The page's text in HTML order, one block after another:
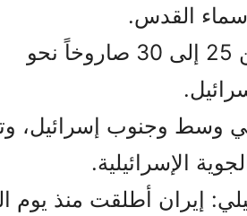
القدس.
قناة العربية: النظام الإيراني أطلق بين 25 إلى 30 صاروخاً نحو
سقطت في وسط وجنوب إسرائيل،
الإسرائيلية.
إيران أطلقت منذ يوم